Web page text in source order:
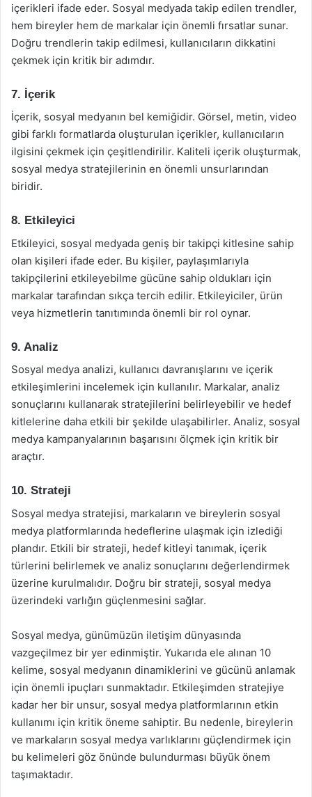
içerikleri ifade eder. Sosyal medyada takip edilen trendler,
hem bireyler hem de markalar için önemli fırsatlar sunar.
Doğru trendlerin takip edilmesi, kullanıcıların dikkatini
çekmek için kritik bir adımdır.
7. İçerik
İçerik, sosyal medyanın bel kemiğidir. Görsel, metin, video
gibi farklı formatlarda oluşturulan içerikler, kullanıcıların
ilgisini çekmek için çeşitlendirilir. Kaliteli içerik oluşturmak,
sosyal medya stratejilerinin en önemli unsurlarından
biridir.
8. Etkileyici
Etkileyici, sosyal medyada geniş bir takipçi kitlesine sahip
olan kişileri ifade eder. Bu kişiler, paylaşımlarıyla
takipçilerini etkileyebilme gücüne sahip oldukları için
markalar tarafından sıkça tercih edilir. Etkileyiciler, ürün
veya hizmetlerin tanıtımında önemli bir rol oynar.
9. Analiz
Sosyal medya analizi, kullanıcı davranışlarını ve içerik
etkileşimlerini incelemek için kullanılır. Markalar, analiz
sonuçlarını kullanarak stratejilerini belirleyebilir ve hedef
kitlelerine daha etkili bir şekilde ulaşabilirler. Analiz, sosyal
medya kampanyalarının başarısını ölçmek için kritik bir
araçtır.
10. Strateji
Sosyal medya stratejisi, markaların ve bireylerin sosyal
medya platformlarında hedeflerine ulaşmak için izlediği
plandır. Etkili bir strateji, hedef kitleyi tanımak, içerik
türlerini belirlemek ve analiz sonuçlarını değerlendirmek
üzerine kurulmalıdır. Doğru bir strateji, sosyal medya
üzerindeki varlığın güçlenmesini sağlar.
Sosyal medya, günümüzün iletişim dünyasında
vazgeçilmez bir yer edinmiştir. Yukarıda ele alınan 10
kelime, sosyal medyanın dinamiklerini ve gücünü anlamak
için önemli ipuçları sunmaktadır. Etkileşimden stratejiye
kadar her bir unsur, sosyal medya platformlarının etkin
kullanımı için kritik öneme sahiptir. Bu nedenle, bireylerin
ve markaların sosyal medya varlıklarını güçlendirmek için
bu kelimeleri göz önünde bulundurması büyük önem
taşımaktadır.